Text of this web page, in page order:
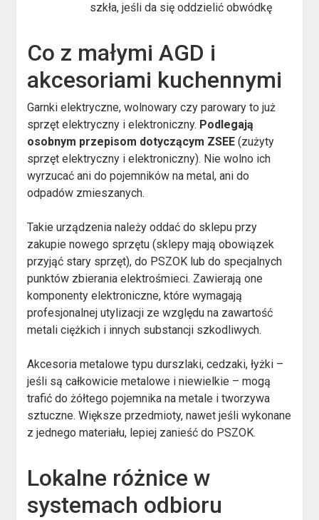
szkła, jeśli da się oddzielić obwódkę
Co z małymi AGD i
akcesoriami kuchennymi
Garnki elektryczne, wolnowary czy parowary to już
sprzęt elektryczny i elektroniczny. Podlegają
osobnym przepisom dotyczącym ZSEE (zużyty
sprzęt elektryczny i elektroniczny). Nie wolno ich
wyrzucać ani do pojemników na metal, ani do
odpadów zmieszanych.
Takie urządzenia należy oddać do sklepu przy
zakupie nowego sprzętu (sklepy mają obowiązek
przyjąć stary sprzęt), do PSZOK lub do specjalnych
punktów zbierania elektrośmieci. Zawierają one
komponenty elektroniczne, które wymagają
profesjonalnej utylizacji ze względu na zawartość
metali ciężkich i innych substancji szkodliwych.
Akcesoria metalowe typu durszlaki, cedzaki, łyżki –
jeśli są całkowicie metalowe i niewielkie – mogą
trafić do żółtego pojemnika na metale i tworzywa
sztuczne. Większe przedmioty, nawet jeśli wykonane
z jednego materiału, lepiej zanieść do PSZOK.
Lokalne różnice w
systemach odbioru